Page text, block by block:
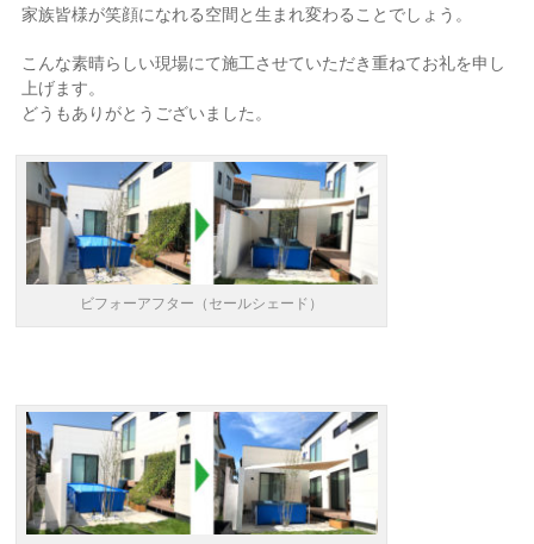
家族皆様が笑顔になれる空間と生まれ変わることでしょう。
こんな素晴らしい現場にて施工させていただき重ねてお礼を申し
上げます。
どうもありがとうございました。
ビフォーアフター（セールシェード）